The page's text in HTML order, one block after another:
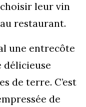
leur vin
restaurant.
une entrecôte
délicieuse
de terre. C’est
de